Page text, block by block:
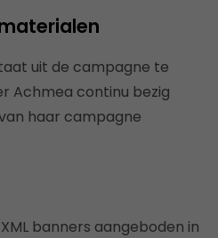
uit de campagne te
Achmea continu bezig
haar campagne
banners aangeboden in